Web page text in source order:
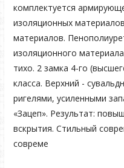
комплектуется
изоляционных
материалов.
изоляционного
тихо. 2 замка 4-го
класса. Верхний -
ригелями, усиленными
«Зацеп». Результат:
вскрытия. Стильный
совреме